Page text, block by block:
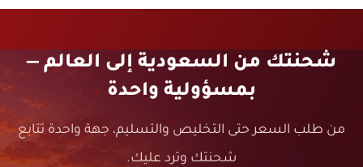
شحنتك من السعودية إلى العالم —
بمسؤولية واحدة
من طلب السعر حتى التخليص والتسليم، جهة واحدة تتابع
شحنتك وترد عليك.